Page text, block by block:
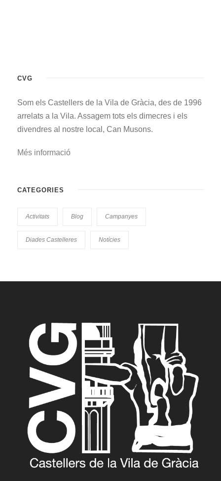
CVG
Som els Castellers de la Vila de Gràcia, des de 1996
arrelats a la Vila. Assagem tots els dimecres i els
divendres al nostre local, Can Musons.
Més informació
CATEGORIES
Activitats Blog Campanyes
Diades Castelleres Notícies